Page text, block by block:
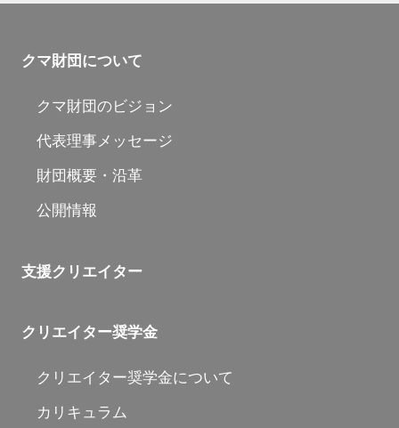
クマ財団について
クマ財団のビジョン
代表理事メッセージ
財団概要・沿革
公開情報
支援クリエイター
クリエイター奨学金
クリエイター奨学金について
カリキュラム